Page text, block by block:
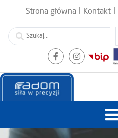
Strona główna Kontakt